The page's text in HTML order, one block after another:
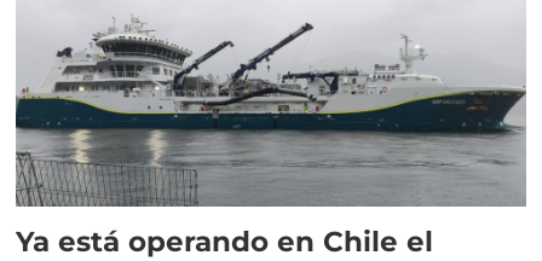
Ya está operando en Chile el